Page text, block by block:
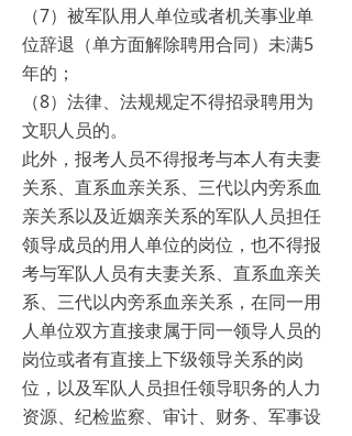
（7）被军队用人单位或者机关事业单
位辞退（单方面解除聘用合同）未满5
年的；
（8）法律、法规规定不得招录聘用为
文职人员的。
此外，报考人员不得报考与本人有夫妻
关系、直系血亲关系、三代以内旁系血
亲关系以及近姻亲关系的军队人员担任
领导成员的用人单位的岗位，也不得报
考与军队人员有夫妻关系、直系血亲关
系、三代以内旁系血亲关系，在同一用
人单位双方直接隶属于同一领导人员的
岗位或者有直接上下级领导关系的岗
位，以及军队人员担任领导职务的人力
资源、纪检监察、审计、财务、军事设